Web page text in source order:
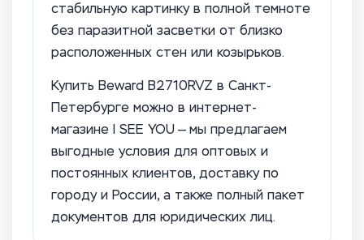
стабильную картинку в полной темноте
без паразитной засветки от близко
расположенных стен или козырьков.
Купить Beward B2710RVZ в Санкт-
Петербурге можно в интернет-
магазине I SEE YOU — мы предлагаем
выгодные условия для оптовых и
постоянных клиентов, доставку по
городу и России, а также полный пакет
документов для юридических лиц.